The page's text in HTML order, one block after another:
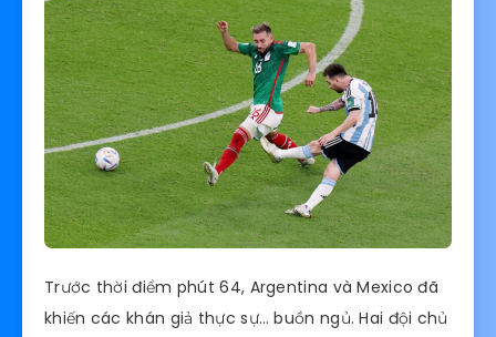
Trước thời điểm phút 64, Argentina và Mexico đã
khiến các khán giả thực sự… buồn ngủ. Hai đội chủ